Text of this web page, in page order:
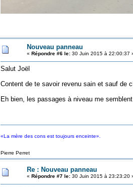
Nouveau panneau
« Répondre #6 le:30 Juin 2015 à 22:00:37
Salut Joël
Content de te savoir revenu sain et sauf de
Eh bien, les passages à niveau me
«La mère des cons est toujours enceinte».
Pierre Perret
Re : Nouveau panneau
« Répondre #7 le:30 Juin 2015 à 23:23:20